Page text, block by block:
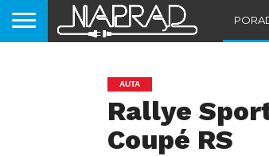
AUTA
Rallye
Coupé RS